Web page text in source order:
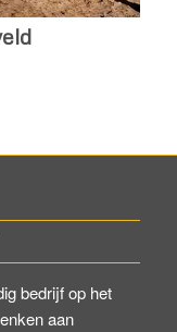
bedrijf op het
aan